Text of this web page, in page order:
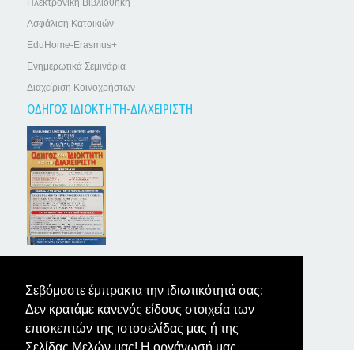
Σεβόμαστε έμπρακτα την ιδιωτικότητά σας:
Δεν κρατάμε κανενός είδους στοιχεία των
επισκεπτών της ιστοσελίδας μας ή της
Ηλεκτρονική Βιβλιοθήκη
Ασφάλιση Κατοικιών
EduHome-Erasmus+
Ενημερωτικά Σεμινάρια
Διαχείριση Κοινοχρήστων
ΟΔΗΓΟΣ ΙΔΙΟΚΤΗΤΗ-ΔΙΑΧΕΙΡΙΣΤΗ
ΤΑ ΝΕΑ ΤΩΝ ΙΔΙΟΚΤΗΤΩΝ